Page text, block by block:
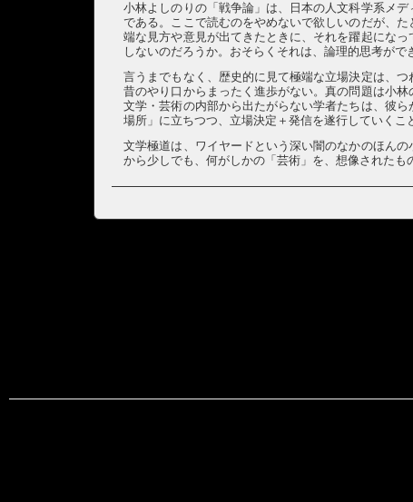
小林よしのりの「戦争論」は、日本の人文科学系メ
である。ここで読むのをやめないで欲しいのだが、
端な見方や意見が出てきたときに、それを躍起にな
しないのだろうか。おそらくそれは、論理的思考が
言うまでもなく、歴史的に見て極端な立場決定は、
昔のやり口からまったく進歩がない。真の問題は小
文学・芸術の内部から出たがらない学者たちは、彼
場所」に立ちつつ、立場決定＋発信を遂行していく
文学極道は、ワイヤードという深い闇のなかのほん
から少しでも、何がしかの「芸術」を、想像された